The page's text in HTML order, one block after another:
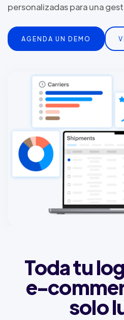
personalizadas para una
AGENDA UN DEMO
Toda tu
e-
solo